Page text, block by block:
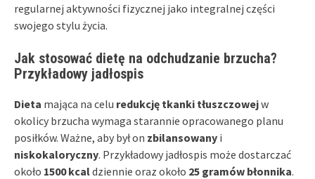
regularnej aktywności fizycznej jako integralnej części
swojego stylu życia.
Jak stosować dietę na odchudzanie brzucha?
Przykładowy jadłospis
Dieta mająca na celu redukcję tkanki tłuszczowejw
okolicy brzucha wymaga starannie opracowanego planu
posiłków. Ważne, aby był on zbilansowany i
niskokaloryczny. Przykładowy jadłospis może dostarczać
około 1500 kcaldziennie oraz około 25 gramów błonnika.